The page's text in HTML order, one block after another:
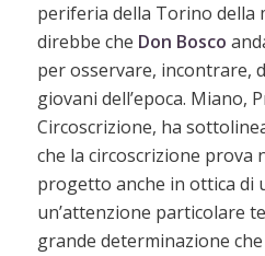
periferia della Torino della
direbbe che Don Bosco
per osservare, incontrare,
giovani dell’epoca. Miano,
Circoscrizione, ha
che la circoscrizione prova
progetto anche in ottica di
un’attenzione particolare
grande determinazione